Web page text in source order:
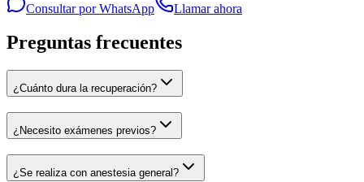
Consultar por WhatsApp Llamar ahora
Preguntas frecuentes
¿Cuánto dura la recuperación?
¿Necesito exámenes previos?
¿Se realiza con anestesia general?